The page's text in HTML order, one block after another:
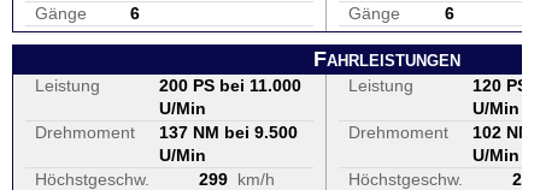
Gänge
6
Gänge
6
Fahrleistungen
Leistung
200 PS bei 11.000
U/Min
Drehmoment
137 NM bei 9.500
U/Min
Höchstgeschw.
299 km/h
Leistung
120 PS
U/Min
Drehmoment
102 NM
U/Min
Höchstgeschw.
226